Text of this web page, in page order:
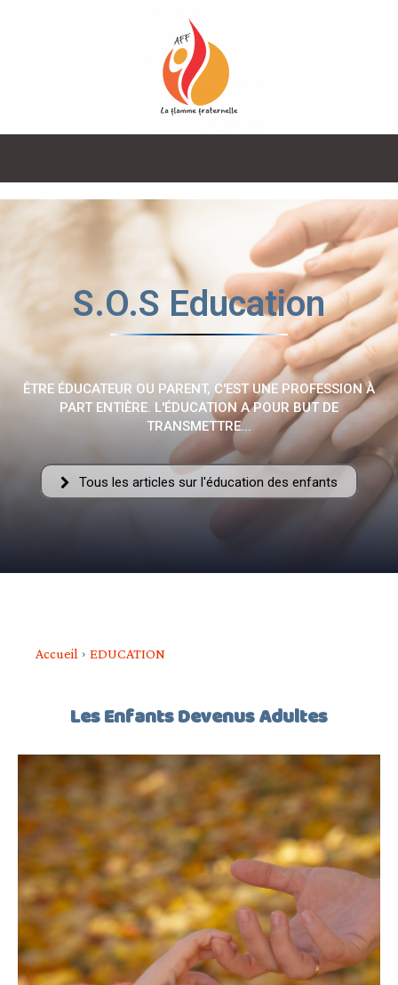
Fraternelle
–
AFF
S.O.S Education
ÊTRE ÉDUCATEUR OU PARENT, C'EST UNE PROFESSION À
PART ENTIÈRE. L'ÉDUCATION A POUR BUT DE
TRANSMETTRE...
Tous les articles sur l'éducation des enfants
Accueil EDUCATION
Les Enfants Devenus Adultes